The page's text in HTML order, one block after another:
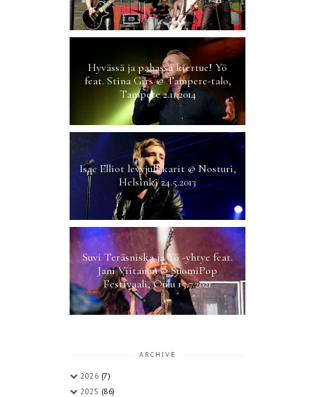
Hyvässä ja pahassa kiertue! Yö
feat. Stina Girs @ Tampere-talo,
Tampere 2.11.2014
Isac Elliot levyjulkkarit @ Nosturi,
Helsinki 24.5.2013
Suvi Teräsniska ja Yö -yhtye feat.
Jani Viitanen @ SuomiPop
Festivaali, Oulu 15.7.2021
ARCHIVE
2026 (7)
2025 (86)